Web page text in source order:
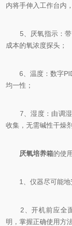
内将手伸入工作台内
5、厌氧指示：带1
成本的氧浓度探头；
6、温度：数字PID
均一性；
7、湿度：由调湿
收集，无需碱性干燥
厌氧培养箱的使
1、仪器尽可能地
2、开机前应全面
明，掌握正确使用方法